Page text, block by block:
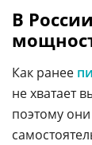
В
Как ранее
не хватает
поэтому